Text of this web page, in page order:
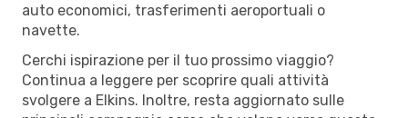
auto economici, trasferimenti aeroportuali o
navette.
Cerchi ispirazione per il tuo prossimo viaggio?
Continua a leggere per scoprire quali attività
svolgere a Elkins. Inoltre, resta aggiornato sulle